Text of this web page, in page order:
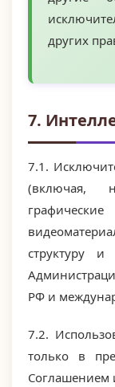
других
7.
7.1.
(включая,
структуру и
РФ и
7.2.
только в
Соглашением